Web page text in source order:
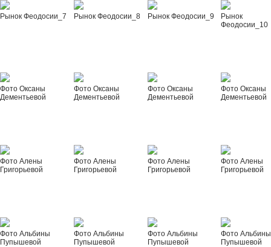
Рынок Феодосии_7 Рынок Феодосии_8 Рынок Феодосии_9
Рынок
Феодосии_10
Фото Оксаны
Дементьевой
Фото Оксаны
Дементьевой
Фото Оксаны
Дементьевой
Фото Оксаны
Дементьевой
Фото Алены
Григорьевой
Фото Алены
Григорьевой
Фото Алены
Григорьевой
Фото Алены
Григорьевой
Фото Альбины
Пупышевой
Фото Альбины
Пупышевой
Фото Альбины
Пупышевой
Фото Альбины
Пупышевой